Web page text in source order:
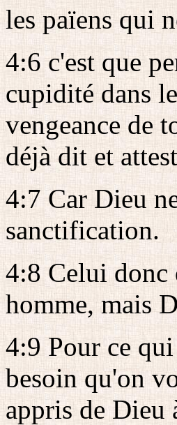
les païens qui
4:6 c'est que
cupidité dans
vengeance de
déjà dit et
4:7 Car Dieu
sanctification.
4:8 Celui donc
homme, mais
4:9 Pour ce
besoin qu'on
appris de Dieu